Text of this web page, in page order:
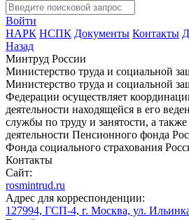
Войти
НАРК НСПК Документы Контакты
Назад
Минтруд России
Министерство труда и социальной
Министерство труда и социальной
Федерации осуществляет
деятельности находящейся в его
службы по труду и занятости, а
деятельности Пенсионного фонда
Фонда социального страхования
Контакты
Сайт:
rosmintrud.ru
Адрес для корреспонденции:
127994, ГСП-4, г. Москва, ул.